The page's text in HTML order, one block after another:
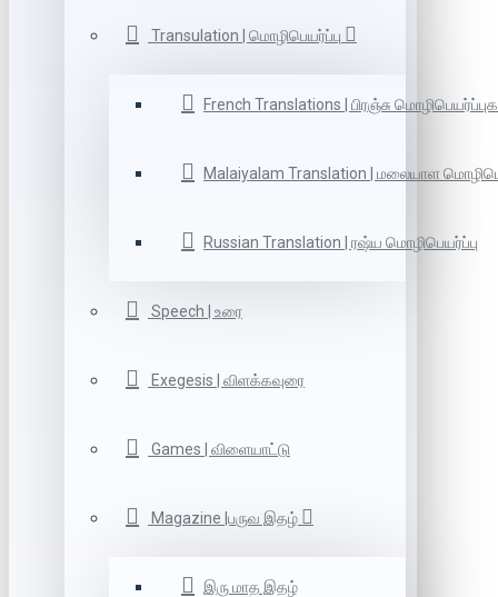
Transulation | மொழிபெயர்ப்பு
French Translations | பிரஞ்சு
Malaiyalam Translation | மலையாள
Russian Translation | ரஷ்ய மொழிபெயர்ப்பு
Speech | உரை
Exegesis | விளக்கவுரை
Games | விளையாட்டு
Magazine |பருவ இதழ்
இரு மாத இதழ்